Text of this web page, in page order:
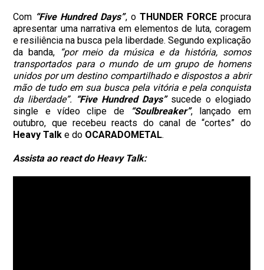
Com “Five Hundred Days”, o THUNDER FORCEprocura
apresentar uma narrativa em elementos de luta, coragem
e resiliência na busca pela liberdade. Segundo explicação
da banda,
“por meio da música e da história, somos
transportados para o mundo de um grupo de homens
unidos por um destino compartilhado e dispostos a abrir
mão de tudo em sua busca pela vitória e pela conquista
da liberdade”. “Five Hundred Days”sucede o elogiado
single e vídeo clipe de
“Soulbreaker”, lançado em
outubro, que recebeu reacts do canal de “cortes” do
Heavy Talke do OCARADOMETAL.
Assista ao react do Heavy Talk: